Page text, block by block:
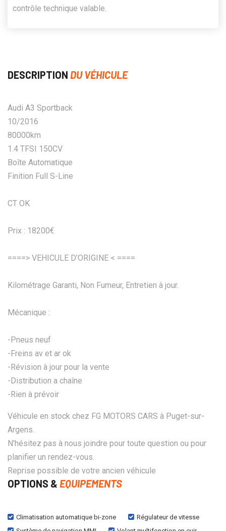
contrôle technique valable.
DESCRIPTION DU VÉHICULE
Audi A3 Sportback
10/2016
80000km
1.4 TFSI 150CV
Boîte Automatique
Finition Full S-Line
CT OK
Prix : 18200€
====> VEHICULE D’ORIGINE < ====
Kilométrage Garanti, Non Fumeur, Entretien à jour.
Mécanique :
-Pneus neuf
-Freins av et ar ok
-Révision à jour pour la vente
-Distribution a chaîne
-Rien à prévoir
Véhicule en stock chez FG MOTORS CARS à Puget-sur-
Argens.
N'hésitez pas à nous joindre pour toute question ou pour
planifier un rendez-vous.
Reprise possible de votre ancien véhicule
OPTIONS & EQUIPEMENTS
Climatisation automatique bi-zone
Régulateur de vitesse